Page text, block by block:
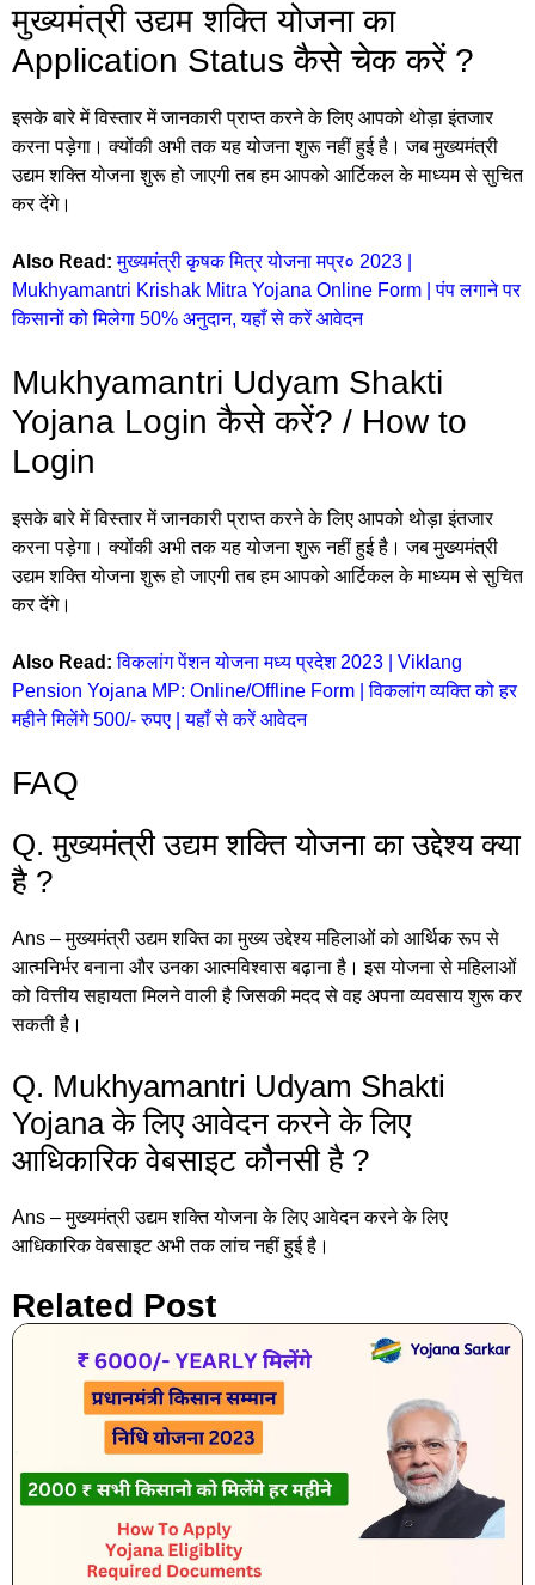
मुख्यमंत्री उद्यम शक्ति योजना का
Application Status कैसे चेक करें ?
इसके बारे में विस्तार में जानकारी प्राप्त करने के लिए आपको थोड़ा इंतजार
करना पड़ेगा। क्योंकी अभी तक यह योजना शुरू नहीं हुई है। जब मुख्यमंत्री
उद्यम शक्ति योजना शुरू हो जाएगी तब हम आपको आर्टिकल के माध्यम से सुचित
कर देंगे।
Also Read: मुख्यमंत्री कृषक मित्र योजना मप्र० 2023 |
Mukhyamantri Krishak Mitra Yojana Online Form | पंप लगाने पर
किसानों को मिलेगा 50% अनुदान, यहाँ से करें आवेदन
Mukhyamantri Udyam Shakti
Yojana Login कैसे करें? / How to
Login
इसके बारे में विस्तार में जानकारी प्राप्त करने के लिए आपको थोड़ा इंतजार
करना पड़ेगा। क्योंकी अभी तक यह योजना शुरू नहीं हुई है। जब मुख्यमंत्री
उद्यम शक्ति योजना शुरू हो जाएगी तब हम आपको आर्टिकल के माध्यम से सुचित
कर देंगे।
Also Read: विकलांग पेंशन योजना मध्य प्रदेश 2023 | Viklang
Pension Yojana MP: Online/Offline Form | विकलांग व्यक्ति को हर
महीने मिलेंगे 500/- रुपए | यहाँ से करें आवेदन
FAQ
Q. मुख्यमंत्री उद्यम शक्ति योजना का उद्देश्य क्या
है ?
Ans – मुख्यमंत्री उद्यम शक्ति का मुख्य उद्देश्य महिलाओं को आर्थिक रूप से
आत्मनिर्भर बनाना और उनका आत्मविश्वास बढ़ाना है। इस योजना से महिलाओं
को वित्तीय सहायता मिलने वाली है जिसकी मदद से वह अपना व्यवसाय शुरू कर
सकती है।
Q. Mukhyamantri Udyam Shakti
Yojana के लिए आवेदन करने के लिए
आधिकारिक वेबसाइट कौनसी है ?
Ans – मुख्यमंत्री उद्यम शक्ति योजना के लिए आवेदन करने के लिए
आधिकारिक वेबसाइट अभी तक लांच नहीं हुई है।
Related Post